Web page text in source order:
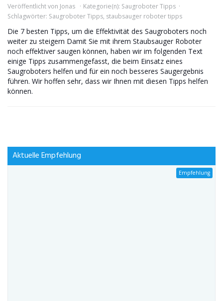
Veröffentlicht von Jonas Kategorie(n): Saugroboter Tipps
Schlagwörter: Saugroboter Tipps, staubsauger roboter tipps
Die 7 besten Tipps, um die Effektivität des Saugroboters noch
weiter zu steigern Damit Sie mit ihrem Staubsauger Roboter
noch effektiver saugen können, haben wir im folgenden Text
einige Tipps zusammengefasst, die beim Einsatz eines
Saugroboters helfen und für ein noch besseres Saugergebnis
führen. Wir hoffen sehr, dass wir Ihnen mit diesen Tipps helfen
können.
Aktuelle Empfehlung
Empfehlung